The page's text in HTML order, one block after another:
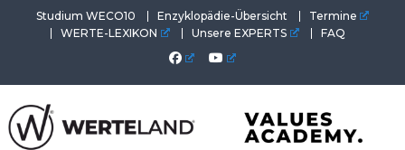
Studium WECO10 Enzyklopädie-Übersicht
Termine
WERTE-LEXIKON
Unsere EXPERTS FAQ